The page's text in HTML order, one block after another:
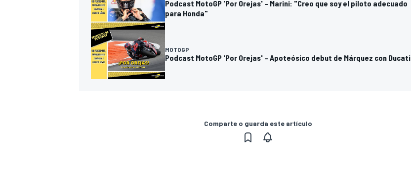
Podcast MotoGP 'Por Orejas' – Marini: "Creo que soy el piloto adecuado
para Honda"
MOTOGP
Podcast MotoGP 'Por Orejas' – Apoteósico debut de Márquez con Ducati
Comparte o guarda este artículo